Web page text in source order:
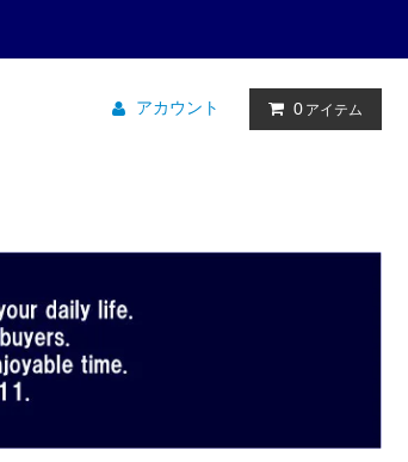
アカウント 0 アイテム